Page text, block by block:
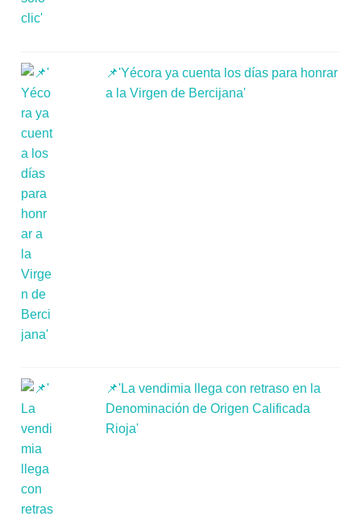
📌'Yécora ya cuenta los días para honrar
a la Virgen de Bercijana'
📌'La vendimia llega con retraso en la
Denominación de Origen Calificada
Rioja'